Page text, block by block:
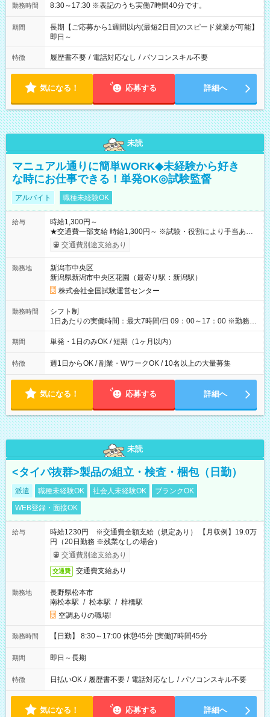
勤務時間 8:30～17:30 ※表記のうち実働7時間40分です。
期間
長期【ご応募から1週間以内(最短2日目)のスピード就業が可能】
即日～
特徴 履歴書不要 / 電話対応なし / パソコンスキル不要
気になる！ 応募する 詳細へ
未読
マニュアル通りに簡単WORK◆未経験から好き
な時にお仕事できる！単発OK◎試験監督
アルバイト 職種未経験OK
給与
時給1,300円～
★交通費一部支給 時給1,300円～ ※試験・役割により手当あり
※勤務回数により昇給あり 【即給（前払い）オプションあ
り！】 希望される場合、勤務から1週間ほどで給与の一部を受け
例】 ・河合塾模擬試験 8:30～17:30（休憩1時間） 時給1,300円
×8時間＝日収10,400円＋交通費 ※当日の役割により時給＋100
円の場合あり ・国家試験 7:00～13:30（休憩なし） 時給1,300
円（役割手当＋100円）×6時間＝日収8,400円＋交通費 【試用期
間】試用期間なし
交通費別途支給あり
勤務地
新潟市中央区
新潟県新潟市中央区花園（最寄り駅：新潟駅）
株式会社全国試験運営センター
勤務時間
シフト制
1日あたりの実働時間：最大7時間/日 09：00～17：00 ※勤務時
間は 試験により異なります。
期間 単発・1日のみOK / 短期（1ヶ月以内）
特徴 週1日からOK / 副業・WワークOK / 10名以上の大量募集
気になる！ 応募する 詳細へ
未読
<タイパ抜群>製品の組立・検査・梱包（日勤）
派遣 職種未経験OK 社会人未経験OK
ブランクOK
WEB登録・面接OK
給与
時給1230円 ※交通費全額支給（規定あり） 【月収例】19.0万
円（20日勤務 ※残業なしの場合）
交通費別途支給あり
交通費 交通費支給あり
勤務地
長野県松本市
南松本駅 / 松本駅 / 梓橋駅
空調ありの職場!
勤務時間 【日勤】 8:30～17:00 休憩45分 [実働]7時間45分
期間 即日～長期
特徴 日払いOK / 履歴書不要 / 電話対応なし / パソコンスキル不要
気になる！ 応募する 詳細へ